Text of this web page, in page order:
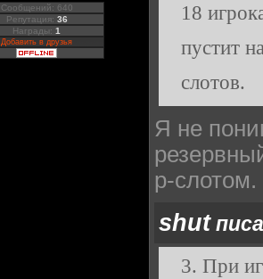
Сообщений: 640
Репутация: 36
Награды:1
Добавить в друзья
18
пустит
слотов.
Я не
р-слотом.
shut
3. При